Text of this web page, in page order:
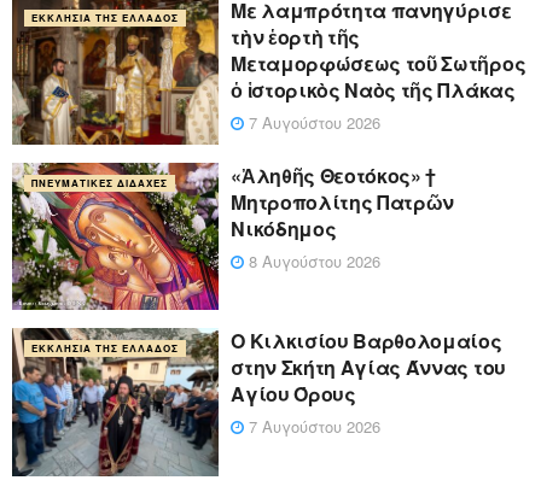
ΕΚΚΛΗΣΊΑ ΤΗΣ ΕΛΛΆΔΟΣ
Με λαμπρότητα πανηγύρισε
τὴν ἑορτὴ τῆς
Μεταμορφώσεως τοῦ Σωτῆρος
ὁ ἱστορικὸς Ναὸς τῆς Πλάκας
7 Αυγούστου 2026
ΠΝΕΥΜΑΤΙΚΈΣ ΔΙΔΑΧΈΣ
«Ἀληθῆς Θεοτόκος» †
Μητροπολίτης Πατρῶν
Νικόδημος
8 Αυγούστου 2026
ΕΚΚΛΗΣΊΑ ΤΗΣ ΕΛΛΆΔΟΣ
Ο Κιλκισίου Βαρθολομαίος
στην Σκήτη Αγίας Άννας του
Αγίου Όρους
7 Αυγούστου 2026